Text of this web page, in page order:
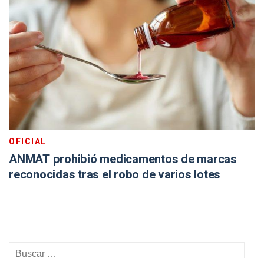
OFICIAL
ANMAT prohibió medicamentos de marcas
reconocidas tras el robo de varios lotes